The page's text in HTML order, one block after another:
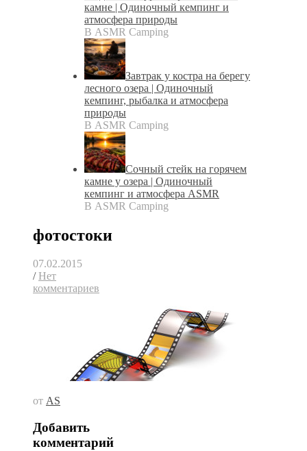
камне | Одиночный кемпинг и
атмосфера природы
В ASMR Camping
Завтрак у костра на берегу
лесного озера | Одиночный
кемпинг, рыбалка и атмосфера
природы
В ASMR Camping
Сочный стейк на горячем
камне у озера | Одиночный
кемпинг и атмосфера ASMR
В ASMR Camping
фотостоки
07.02.2015
/ Нет
комментариев
от AS
Добавить
комментарий